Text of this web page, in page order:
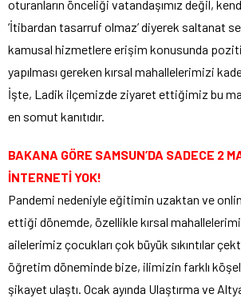
oturanların önceliği vatandaşımız değil,
‘İtibardan tasarruf olmaz’ diyerek saltanat
kamusal hizmetlere erişim konusunda pozitif
yapılması gereken kırsal mahallelerimizi
İşte, Ladik ilçemizde ziyaret ettiğimiz bu
en somut kanıtıdır.
BAKANA GÖRE SAMSUN’DA SADECE 2
İNTERNETİ YOK!
Pandemi nedeniyle eğitimin uzaktan ve
ettiği dönemde, özellikle kırsal
ailelerimiz çocukları çok büyük sıkıntılar
öğretim döneminde bize, ilimizin farklı
şikayet ulaştı. Ocak ayında Ulaştırma ve